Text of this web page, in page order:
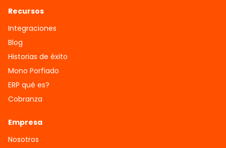
Recursos
Integraciones
Blog
Historias de éxito
Mono Porfiado
ERP qué es?
Cobranza
Empresa
Nosotros